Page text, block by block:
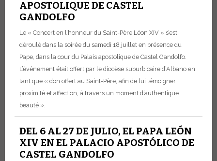
APOSTOLIQUE DE CASTEL
GANDOLFO
Le « Concert en l’honneur du Saint-Père Léon XIV » s’est
déroulé dans la soirée du samedi 18 juillet en présence du
Pape, dans la cour du Palais apostolique de Castel Gandolfo.
L’événement était offert par le diocèse suburbicaire d’Albano en
tant que « don offert au Saint-Père, afin de lui témoigner
proximité et affection, à travers un moment d’authentique
beauté ».
DEL 6 AL 27 DE JULIO, EL PAPA LEÓN
XIV EN EL PALACIO APOSTÓLICO DE
CASTEL GANDOLFO